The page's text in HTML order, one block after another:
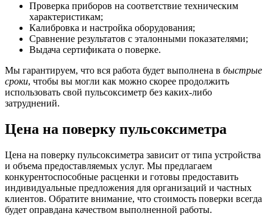
Проверка приборов на соответствие техническим
характеристикам;
Калибровка и настройка оборудования;
Сравнение результатов с эталонными показателями;
Выдача сертификата о поверке.
Мы гарантируем, что вся работа будет выполнена в быстрые
сроки, чтобы вы могли как можно скорее продолжить
использовать свой пульсоксиметр без каких-либо
затруднений.
Цена на поверку пульсоксиметра
Цена на поверку пульсоксиметра зависит от типа устройства
и объема предоставляемых услуг. Мы предлагаем
конкурентоспособные расценки и готовы предоставить
индивидуальные предложения для организаций и частных
клиентов. Обратите внимание, что стоимость поверки всегда
будет оправдана качеством выполненной работы.